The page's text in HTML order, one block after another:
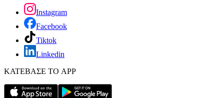
Instagram
Facebook
Tiktok
Linkedin
ΚΑΤΕΒΑΣΕ ΤΟ APP